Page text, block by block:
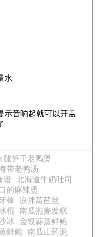
水
示音响起就可以开盖
腿笋干老鸭煲
带老鸭汤
谱
北海道牛奶吐司
的麻辣烫
棒
凉拌莴苣丝
棍
南瓜燕麦发糕
冰
金银蒜蒸鲜鲍
鲜鲍 南瓜山药泥